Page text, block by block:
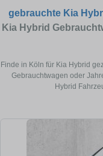
gebrauchte Kia
Kia Hybrid
Finde in Köln für Kia Hybrid
Gebrauchtwagen oder
Hybrid